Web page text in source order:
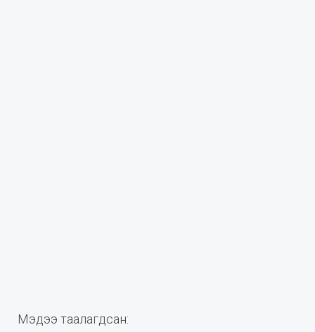
Мэдээ таалагдсан: